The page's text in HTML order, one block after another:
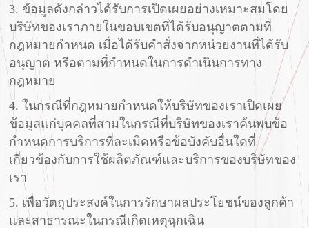
3. ข้อมูลดังกล่าวได้รับการเปิดเผยอย่างเหมาะสมโดย
บริษัทของเราภายในขอบเขตที่ได้รับอนุญาตตามที่
กฎหมายกำหนด เมื่อได้รับคำสั่งจากหน่วยงานที่ได้รับ
อนุญาต หรือตามที่กำหนดในการดำเนินการทาง
กฎหมาย
4. ในกรณีที่กฎหมายกำหนดให้บริษัทของเราเปิดเผย
ข้อมูลแก่บุคคลที่สามในกรณีที่บริษัทของเราค้นพบข้อ
กำหนดการบริการที่ละเมิดหรือข้อบังคับอื่นใดที่
เกี่ยวข้องกับการใช้ผลิตภัณฑ์และบริการของบริษัทของ
เรา
5. เพื่อวัตถุประสงค์ในการรักษาผลประโยชน์ของลูกค้า
และสาธารณะในกรณีเกิดเหตุฉุกเฉิน